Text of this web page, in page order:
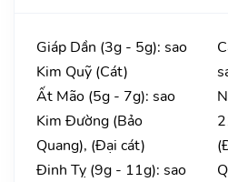
Giáp Dần (3g - 5g): sao
Kim Quỹ (Cát)
Ất Mão (5g - 7g): sao
Kim Đường (Bảo
Quang), (Đại cát)
Đinh Tỵ (9g - 11g): sao